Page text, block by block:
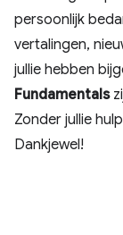
persoonlijk
vertalingen,
jullie hebben
Fundamentals
Zonder jullie
Dankjewel!